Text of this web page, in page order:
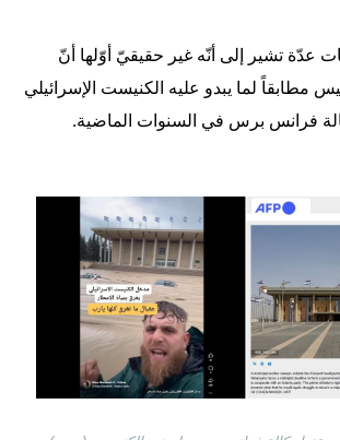
عدّة تشير إلى أنّه غير حقيقيّ أوّلها أنّ
مطابقاً لما يبدو عليه الكنيست الإسرائيلي
فرانس برس في السنوات الماضية.